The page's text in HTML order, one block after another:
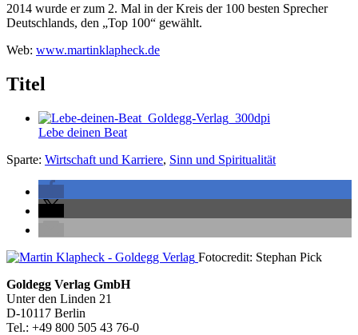
2014 wurde er zum 2. Mal in der Kreis der 100 besten Sprecher
Deutschlands, den „Top 100“ gewählt.
Web: www.martinklapheck.de
Titel
Lebe deinen Beat
Sparte: Wirtschaft und Karriere, Sinn und Spiritualität
Seitenleiste Fotocredit: Stephan Pick
Footer-
Section
Goldegg Verlag GmbH
Unter den Linden 21
D-10117 Berlin
Tel.: +49 800 505 43 76-0